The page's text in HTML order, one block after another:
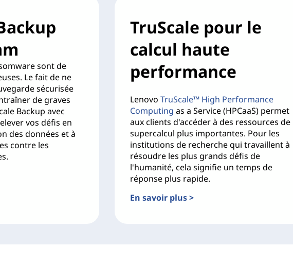
sont de
Le fait de ne
sécurisée
de graves
Backup avec
vos défis en
des données et à
contre les
TruScale pour le
calcul haute
performance
Lenovo TruScale™ High Performance
Computing as a Service (HPCaaS) permet
aux clients d'accéder à des ressources de
supercalcul plus importantes. Pour les
institutions de recherche qui travaillent à
résoudre les plus grands défis de
l'humanité, cela signifie un temps de
réponse plus rapide.
En savoir plus >